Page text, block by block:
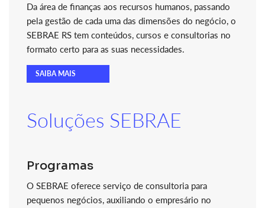
Da área de finanças aos recursos humanos, passando
pela gestão de cada uma das dimensões do negócio, o
SEBRAE RS tem conteúdos, cursos e consultorias no
formato certo para as suas necessidades.
SAIBA MAIS
Soluções SEBRAE
Programas
O SEBRAE oferece serviço de consultoria para
pequenos negócios, auxiliando o empresário no